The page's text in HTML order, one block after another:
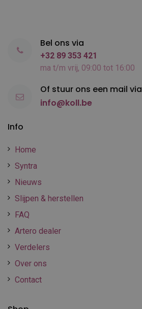
Info
Home
Syntra
Nieuws
Slijpen & herstellen
FAQ
Artero dealer
Verdelers
Over ons
Contact
Bel ons via
+32 89 353 421
ma t/m vrij, 09:00 tot 16:00
Of stuur ons een mail via
info@koll.be